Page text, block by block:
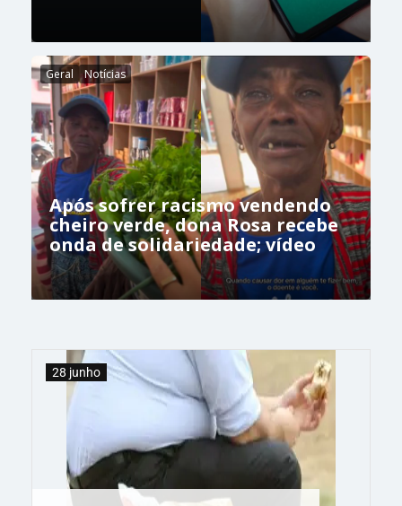
Geral Notícias
Após sofrer racismo vendendo
cheiro verde, dona Rosa recebe
onda de solidariedade; vídeo
28 junho